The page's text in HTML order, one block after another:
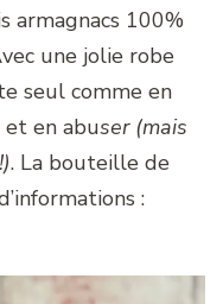
armagnacs 100%
une jolie robe
seul comme en
en abuser (mais
. La bouteille de
: